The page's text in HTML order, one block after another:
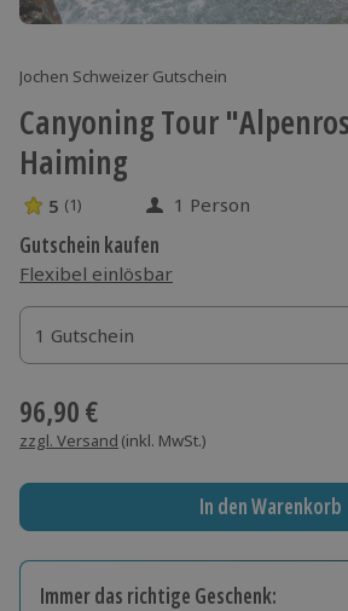
Jochen Schweizer Gutschein
Canyoning Tour
Haiming
5 Sterne von 5 aus 1 Bewertungen
5 (1) 1 Person
Gutschein kaufen
Flexibel einlösbar
1 Gutschein
1 Gutschein
1 Gutschein
96,90 €
zzgl. Versand (inkl. MwSt.)
In den Warenkorb
Immer das richtige Geschenk: